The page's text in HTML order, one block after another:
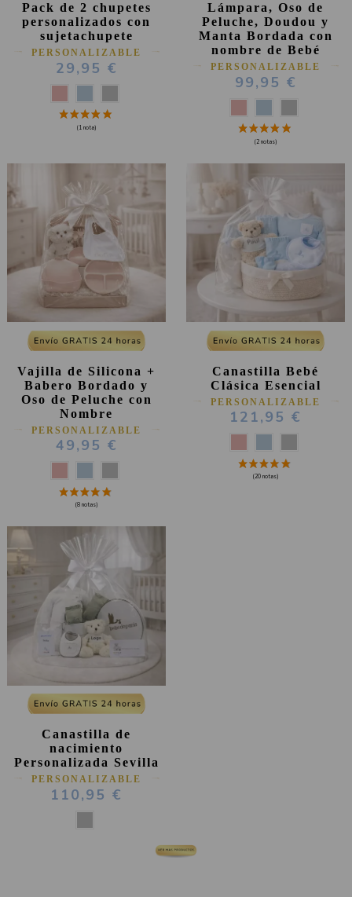
(181 notas)
Pack de 2 chupetes
personalizados con
sujetachupete
PERSONALIZABLE
29,95 €
Lámpara, Oso de
Peluche, Doudou y
Manta Bordada con
nombre de Bebé
PERSONALIZABLE
99,95 €
Vajilla de Silicona +
Babero Bordado y
Oso de Peluche con
Nombre
PERSONALIZABLE
49,95 €
Canastilla Bebé
Clásica Esencial
PERSONALIZABLE
121,95 €
Canastilla de
nacimiento
Personalizada Sevilla
PERSONALIZABLE
110,95 €